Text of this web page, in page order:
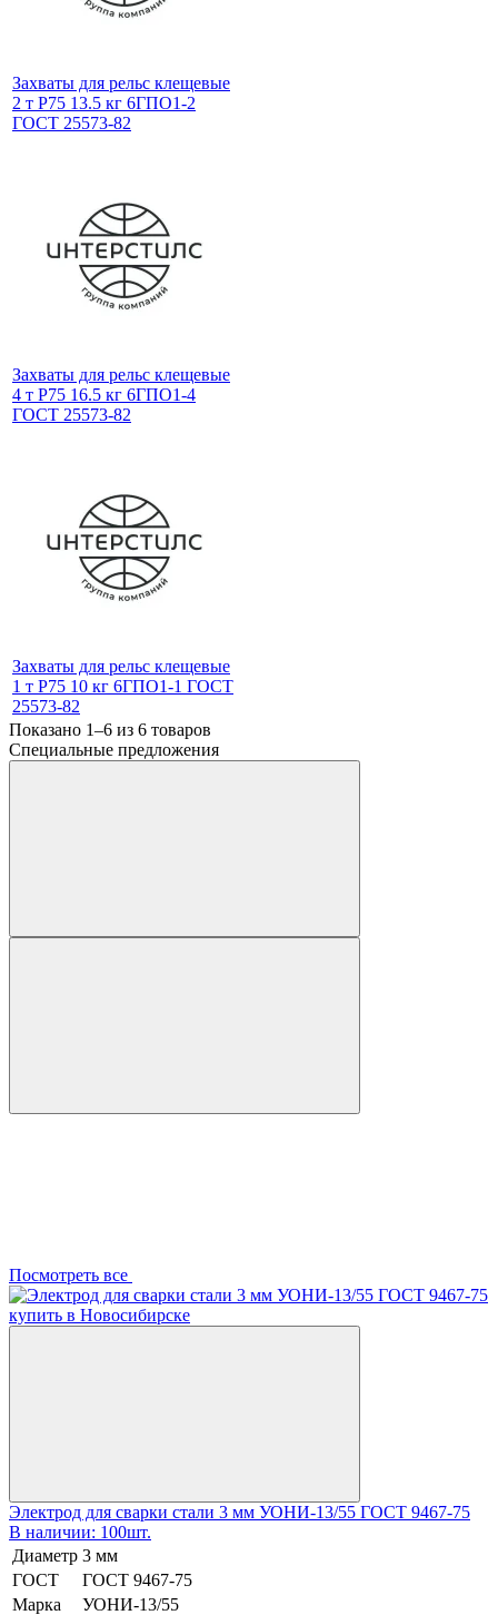
Захваты для рельс клещевые
2 т Р75 13.5 кг 6ГПО1-2
ГОСТ 25573-82
Захваты для рельс клещевые
4 т Р75 16.5 кг 6ГПО1-4
ГОСТ 25573-82
Захваты для рельс клещевые
1 т Р75 10 кг 6ГПО1-1 ГОСТ
25573-82
Показано 1–6 из 6 товаров
Специальные предложения
Посмотреть все
Электрод для сварки стали 3 мм УОНИ-13/55 ГОСТ 9467-75
В наличии: 100шт.
Диаметр 3 мм
ГОСТ
ГОСТ 9467-75
Марка
УОНИ-13/55